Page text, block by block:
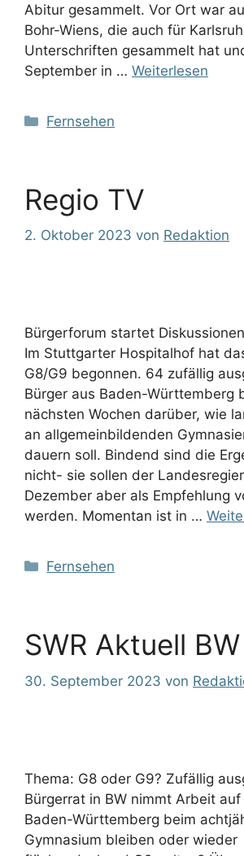
Abitur gesammelt. Vor Ort war
Bohr-Wiens, die auch für
Unterschriften gesammelt hat
September in … Weiterlesen
Kategorien
Fernsehen
Regio TV
2. Oktober 2023 von Redaktion
Bürgerforum startet
Im Stuttgarter Hospitalhof hat
G8/G9 begonnen. 64 zufällig
Bürger aus Baden-Württemberg
nächsten Wochen darüber, wie
an allgemeinbildenden
dauern soll. Bindend sind die
nicht- sie sollen der
Dezember aber als Empfehlung
werden. Momentan ist in …
Kategorien
Fernsehen
SWR Aktuell BW
30. September 2023 von
Thema: G8 oder G9? Zufällig
Bürgerrat in BW nimmt Arbeit auf
Baden-Württemberg beim
Gymnasium bleiben oder wieder